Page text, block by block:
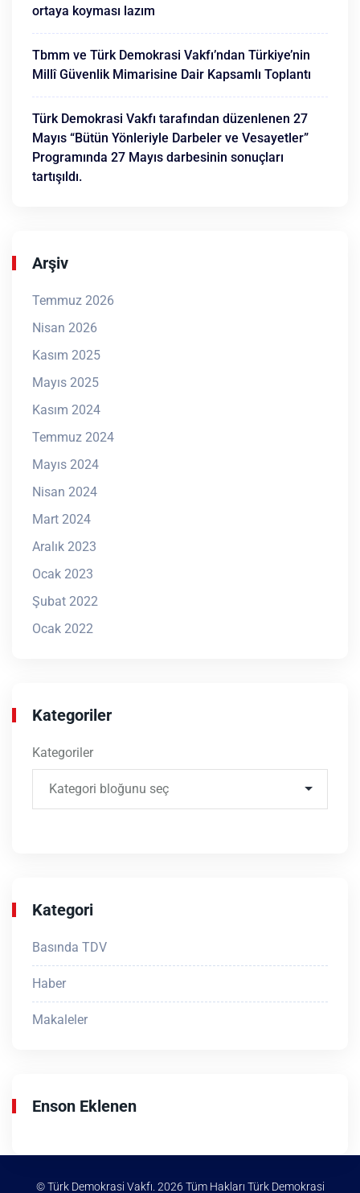
ortaya koyması lazım
Tbmm ve Türk Demokrasi Vakfı’ndan Türkiye’nin
Millî Güvenlik Mimarisine Dair Kapsamlı Toplantı
Türk Demokrasi Vakfı tarafından düzenlenen 27
Mayıs “Bütün Yönleriyle Darbeler ve Vesayetler”
Programında 27 Mayıs darbesinin sonuçları
tartışıldı.
Arşiv
Temmuz 2026
Nisan 2026
Kasım 2025
Mayıs 2025
Kasım 2024
Temmuz 2024
Mayıs 2024
Nisan 2024
Mart 2024
Aralık 2023
Ocak 2023
Şubat 2022
Ocak 2022
Kategoriler
Kategoriler
Kategori
Basında TDV
Haber
Makaleler
Enson Eklenen
© Türk Demokrasi Vakfı. 2026 Tüm Hakları Türk Demokrasi